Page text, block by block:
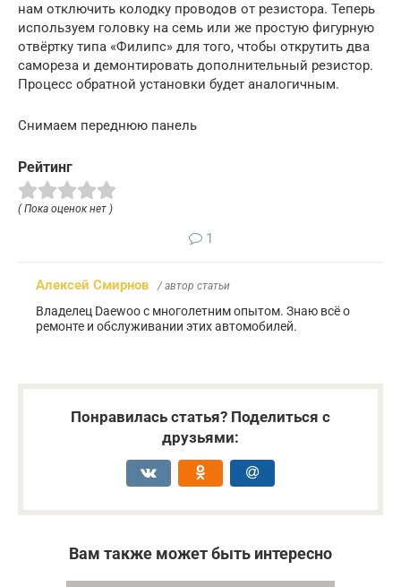
нам отключить колодку проводов от резистора. Теперь
используем головку на семь или же простую фигурную
отвёртку типа «Филипс» для того, чтобы открутить два
самореза и демонтировать дополнительный резистор.
Процесс обратной установки будет аналогичным.
Снимаем переднюю панель
Рейтинг
( Пока оценок нет )
1
Алексей Смирнов / автор статьи
Владелец Daewoo с многолетним опытом. Знаю всё о
ремонте и обслуживании этих автомобилей.
Понравилась статья? Поделиться с
друзьями:
Вам также может быть интересно